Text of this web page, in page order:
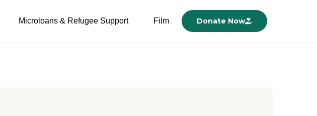
Microloans & Refugee Support Film Donate Now